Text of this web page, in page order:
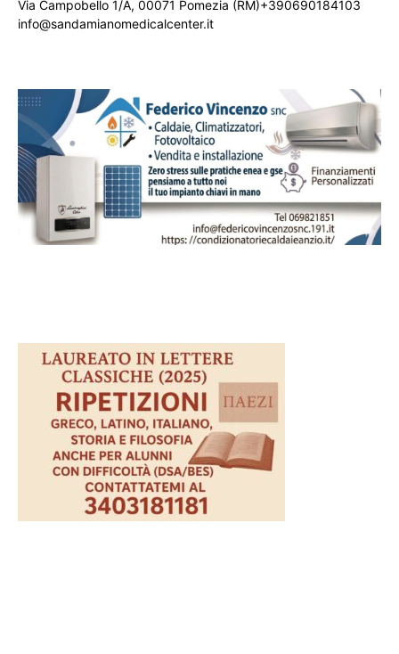
Via Campobello 1/A, 00071 Pomezia (RM)+390690184103
info@sandamianomedicalcenter.it